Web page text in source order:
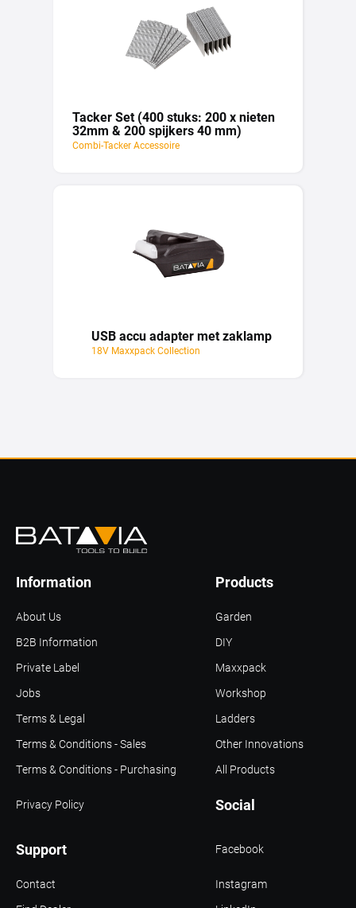
Tacker Set (400 stuks: 200 x nieten
32mm & 200 spijkers 40 mm)
Combi-Tacker Accessoire
USB accu adapter met zaklamp
18V Maxxpack Collection
Support
Products
Social
About Us
Information
B2B Information
Terms & Legal
Terms & Conditions - Sales
Terms & Conditions - Purchasing
Privacy Policy
Jobs
Private Label
Garden
Contact
DIY
Maxxpack
Workshop
Ladders
All Products
Other Innovations
Facebook
Instagram